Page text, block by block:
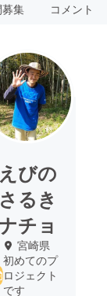
集 コメント
えびの
さるき
チョ
宮崎県
初めてのプ
ロジェクト
です